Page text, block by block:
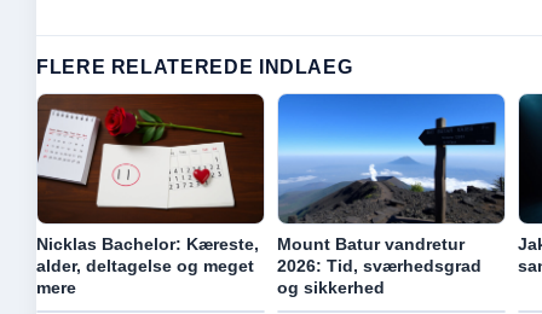
FLERE RELATEREDE INDLAEG
Nicklas Bachelor: Kæreste,
alder, deltagelse og meget
mere
Mount Batur vandretur
2026: Tid, sværhedsgrad
og sikkerhed